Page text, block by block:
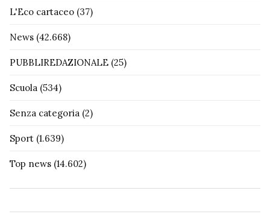
L'Eco cartaceo (37)
News (42.668)
PUBBLIREDAZIONALE (25)
Scuola (534)
Senza categoria (2)
Sport (1.639)
Top news (14.602)